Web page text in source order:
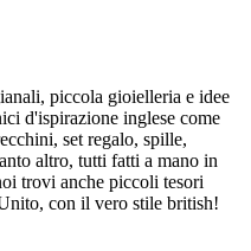
piccola gioielleria e idee
d'ispirazione inglese come
set regalo, spille,
altro, tutti fatti a mano in
trovi anche piccoli tesori
con il vero stile british!